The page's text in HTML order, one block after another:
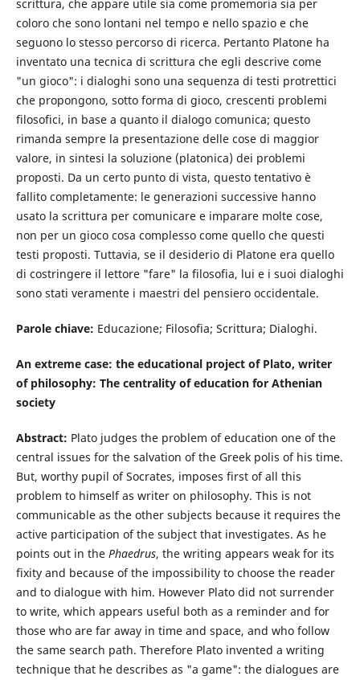
scrittura, che appare utile sia come promemoria sia per
coloro che sono lontani nel tempo e nello spazio e che
seguono lo stesso percorso di ricerca. Pertanto Platone ha
inventato una tecnica di scrittura che egli descrive come
"un gioco": i dialoghi sono una sequenza di testi protrettici
che propongono, sotto forma di gioco, crescenti problemi
filosofici, in base a quanto il dialogo comunica; questo
rimanda sempre la presentazione delle cose di maggior
valore, in sintesi la soluzione (platonica) dei problemi
proposti. Da un certo punto di vista, questo tentativo è
fallito completamente: le generazioni successive hanno
usato la scrittura per comunicare e imparare molte cose,
non per un gioco cosa complesso come quello che questi
testi proposti. Tuttavia, se il desiderio di Platone era quello
di costringere il lettore "fare" la filosofia, lui e i suoi dialoghi
sono stati veramente i maestri del pensiero occidentale.
Parole chiave: Educazione; Filosofia; Scrittura; Dialoghi.
An extreme case: the educational project of Plato, writer
of philosophy: The centrality of education for Athenian
society
Abstract: Plato judges the problem of education one of the
central issues for the salvation of the Greek polis of his time.
But, worthy pupil of Socrates, imposes first of all this
problem to himself as writer on philosophy. This is not
communicable as the other subjects because it requires the
active participation of the subject that investigates. As he
points out in the Phaedrus, the writing appears weak for its
fixity and because of the impossibility to choose the reader
and to dialogue with him. However Plato did not surrender
to write, which appears useful both as a reminder and for
those who are far away in time and space, and who follow
the same search path. Therefore Plato invented a writing
technique that he describes as "a game": the dialogues are